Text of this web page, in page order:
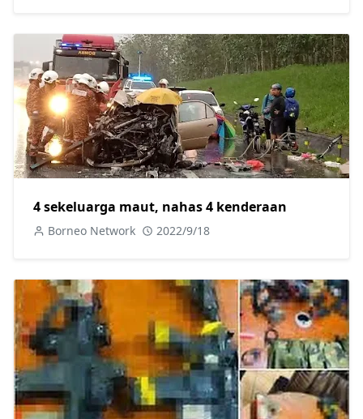
4 sekeluarga maut, nahas 4 kenderaan
Borneo Network 2022/9/18